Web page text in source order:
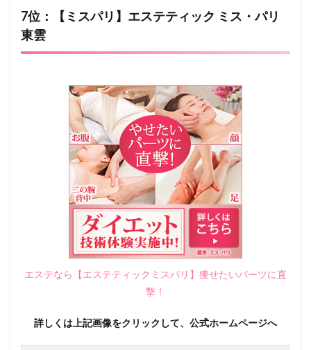
7位：【ミスパリ】エステティック ミス・パリ
東雲
エステなら【エステティックミスパリ】痩せたいパーツに直
撃！
詳しくは上記画像をクリックして、公式ホームページへ